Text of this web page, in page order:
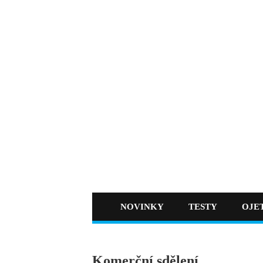
NOVINKY TESTY